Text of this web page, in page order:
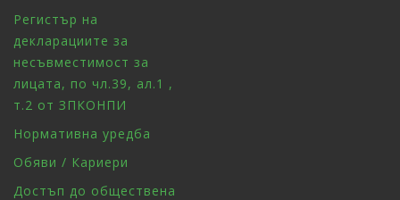
Регистър на
декларациите за
несъвместимост за
лицата, по чл.39, ал.1 ,
т.2 от ЗПКОНПИ
Нормативна уредба
Обяви / Кариери
Достъп до обществена